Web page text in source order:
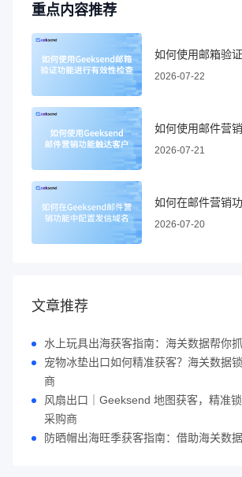
重点内容推荐
2026-07-22
如何使用邮件营
2026-07-21
2026-07-20
文章推荐
水上玩具出海获客指南：海关数据帮你
宠物冰垫出口如何精准获客？海关数据
商
风扇出口｜Geeksend 地图获客，精准
采购商
防晒帽出海旺季获客指南：借助海关数